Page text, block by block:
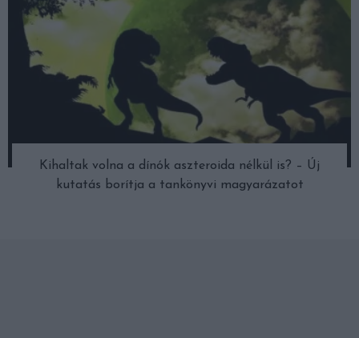
Kihaltak volna a dínók aszteroida nélkül is? – Új
kutatás borítja a tankönyvi magyarázatot